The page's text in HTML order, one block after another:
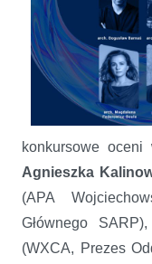
konkursowe oceni
Agnieszka
(APA
Głównego SARP),
(WXCA, Prezes